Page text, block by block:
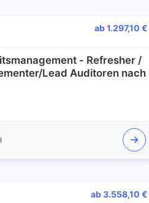
ab 1.297,10 €
- Refresher /
Lead Auditoren nach
ab 3.558,10 €